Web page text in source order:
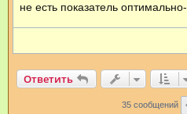
не есть показатель
Ответить
35 сообщений